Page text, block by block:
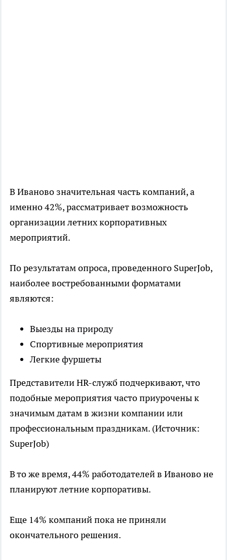
В Иваново значительная часть компаний, а
именно 42%, рассматривает возможность
организации летних корпоративных
мероприятий.
По результатам опроса, проведенного SuperJob,
наиболее востребованными форматами
являются:
Выезды на природу
Спортивные мероприятия
Легкие фуршеты
Представители HR-служб подчеркивают, что
подобные мероприятия часто приурочены к
значимым датам в жизни компании или
профессиональным праздникам. (Источник:
SuperJob)
В то же время, 44% работодателей в Иваново не
планируют летние корпоративы.
Еще 14% компаний пока не приняли
окончательного решения.